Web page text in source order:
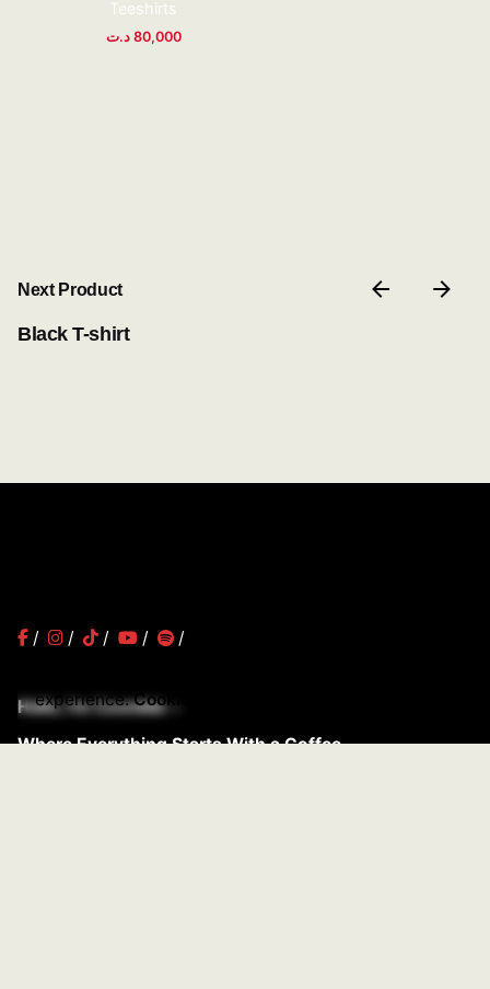
Teeshirts
Teeshirts
80,000 د.ت
Next Product
Black T-shirt
/ / / / /
Hello, I’m Cosmitto –
Where Everything Starts With a Coffee
experience.Cookie Policy